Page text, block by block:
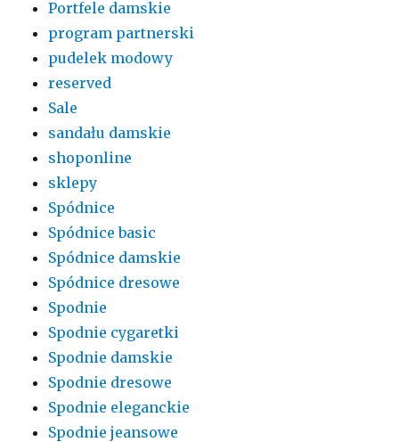
Portfele damskie
program partnerski
pudelek modowy
reserved
Sale
sandału damskie
shoponline
sklepy
Spódnice
Spódnice basic
Spódnice damskie
Spódnice dresowe
Spodnie
Spodnie cygaretki
Spodnie damskie
Spodnie dresowe
Spodnie eleganckie
Spodnie jeansowe